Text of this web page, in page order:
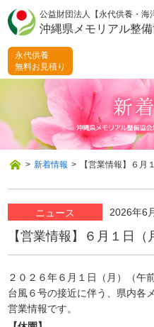
公益財団法人【永代供養・海
沖縄県メモリアル整
永代供養
無料お見積り
> 新着情報 > 【営業情報】６月
ニュース 2026年6
【営業情報】６月１日
２０２６年６月１日（月）（午
台風６号の接近に伴う、県内各
営業情報です。